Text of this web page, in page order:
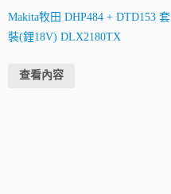
Makita牧田 DHP484 + DTD153 套
裝(鋰18V) DLX2180TX
查看內容